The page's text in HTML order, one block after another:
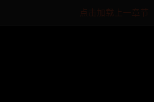
点击加载上一章节